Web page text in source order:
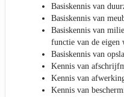
Basiskennis van
Basiskennis van
Basiskennis van
functie van de eigen
Basiskennis van
Kennis van
Kennis van
Kennis van